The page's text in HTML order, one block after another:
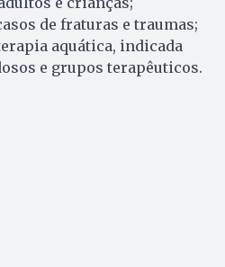
de fraturas e traumas;
aquática, indicada
e grupos terapêuticos.